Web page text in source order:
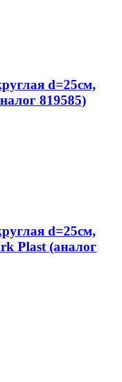
d=25см,
819585)
d=25см,
Plast (аналог